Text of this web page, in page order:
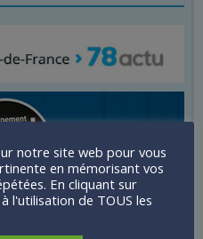
notre site web pour vous
en mémorisant vos
En cliquant sur
l'utilisation de TOUS les